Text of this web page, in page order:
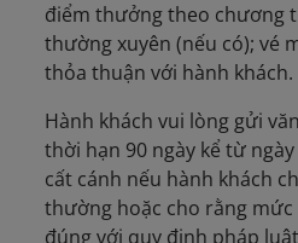
điểm thưởng theo chương
thường xuyên (nếu có); vé
thỏa thuận với hành khách.
Hành khách vui lòng gửi
thời hạn 90 ngày kể từ
cất cánh nếu hành khách
thường hoặc cho rằng
đúng với quy định pháp